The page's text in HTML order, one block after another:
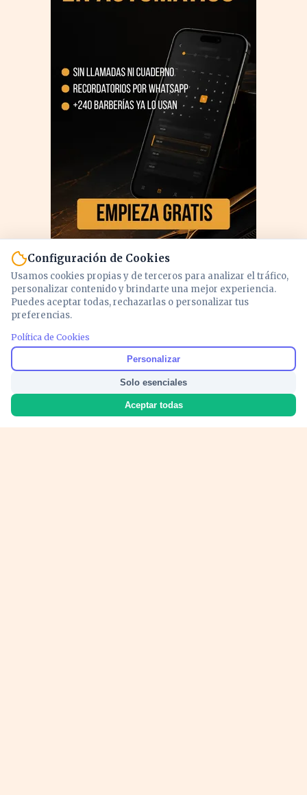
Configuración de Cookies
Usamos cookies propias y de terceros para analizar el tráfico,
personalizar contenido y brindarte una mejor experiencia.
Puedes aceptar todas, rechazarlas o personalizar tus
preferencias.
Política de Cookies
Personalizar
Solo esenciales
Aceptar todas